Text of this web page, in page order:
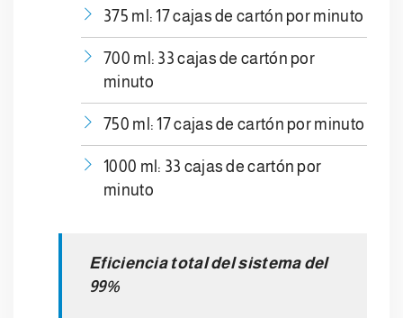
375 ml: 17 cajas de cartón por minuto
700 ml: 33 cajas de cartón por
minuto
750 ml: 17 cajas de cartón por minuto
1000 ml: 33 cajas de cartón por
minuto
Eficiencia total del sistema del
99%